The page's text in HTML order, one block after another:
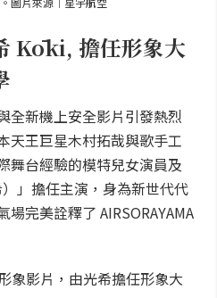
Kōki, 擔任形象大
全新機上安全影片引發熱烈
天王巨星木村拓哉與歌手工
舞台經驗的模特兒女演員及
」擔任主演，身為新世代代
完美詮釋了 AIRSORAYAMA
象影片，由光希擔任形象大